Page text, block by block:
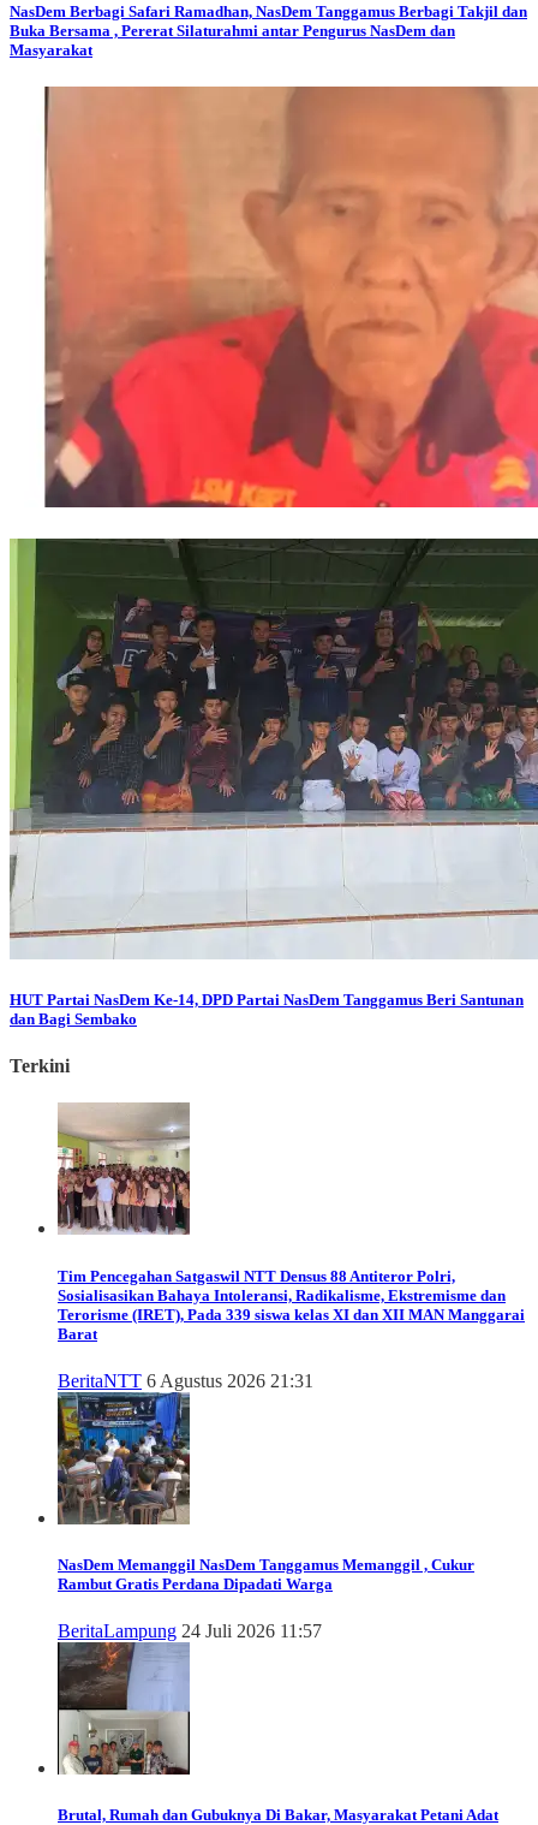
NasDem Berbagi Safari Ramadhan, NasDem Tanggamus Berbagi Takjil dan
Buka Bersama , Pererat Silaturahmi antar Pengurus NasDem dan
Masyarakat
HUT Partai NasDem Ke-14, DPD Partai NasDem Tanggamus Beri Santunan
dan Bagi Sembako
Terkini
Tim Pencegahan Satgaswil NTT Densus 88 Antiteror Polri,
Sosialisasikan Bahaya Intoleransi, Radikalisme, Ekstremisme dan
Terorisme (IRET), Pada 339 siswa kelas XI dan XII MAN Manggarai
Barat
BeritaNTT 6 Agustus 2026 21:31
NasDem Memanggil NasDem Tanggamus Memanggil , Cukur
Rambut Gratis Perdana Dipadati Warga
BeritaLampung 24 Juli 2026 11:57
Brutal, Rumah dan Gubuknya Di Bakar, Masyarakat Petani Adat